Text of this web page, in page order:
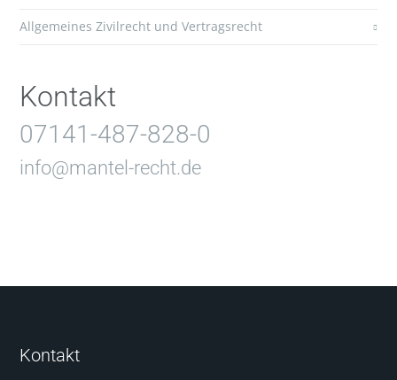
Allgemeines Zivilrecht und Vertragsrecht
Kontakt
07141-487-828-0
info@mantel-recht.de
Kontakt